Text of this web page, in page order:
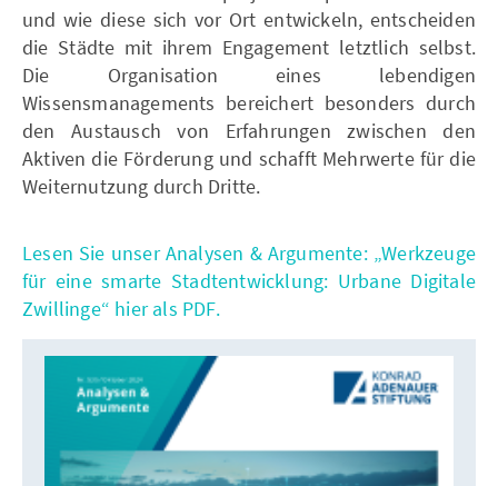
und wie diese sich vor Ort entwickeln, entscheiden
die Städte mit ihrem Engagement letztlich selbst.
Die Organisation eines lebendigen
Wissensmanagements bereichert besonders durch
den Austausch von Erfahrungen zwischen den
Aktiven die Förderung und schafft Mehrwerte für die
Weiternutzung durch Dritte.
Lesen Sie unser Analysen & Argumente: „Werkzeuge
für eine smarte Stadtentwicklung: Urbane Digitale
Zwillinge“ hier als PDF.